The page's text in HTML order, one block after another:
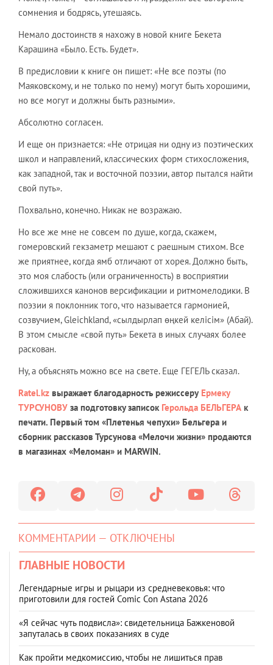
сомнения и бодрясь, утешаясь.
Немало достоинств я нахожу в новой книге Бекета
Карашина «Было. Есть. Будет».
В предисловии к книге он пишет: «Не все поэты (по
Маяковскому, и не только по нему) могут быть хорошими,
но все могут и должны быть разными».
Абсолютно согласен.
И еще он признается: «Не отрицая ни одну из поэтических
школ и направлений, классических форм стихосложения,
как западной, так и восточной поэзии, автор пытался найти
свой путь».
Похвально, конечно. Никак не возражаю.
Но все же мне не совсем по душе, когда, скажем,
гомеровский гекзаметр мешают с раешным стихом. Все
же приятнее, когда ямб отличают от хорея. Должно быть,
это моя слабость (или ограниченность) в восприятии
сложившихся канонов версификации и ритмомелодики. В
поэзии я поклонник того, что называется гармонией,
созвучием, Gleichkland, «сылдырлап өңкей келісім» (Абай).
В этом смысле «свой путь» Бекета в иных случаях более
раскован.
Ну, а объяснять можно все на свете. Еще ГЕГЕЛЬ сказал.
Ratel.kz выражает благодарность режиссеру Ермеку
ТУРСУНОВУ за подготовку записок Герольда БЕЛЬГЕРА к
печати. Первый том «Плетенья чепухи» Бельгера и
сборник рассказов Турсунова «Мелочи жизни» продаются
в магазинах «Меломан» и MARWIN.
КОММЕНТАРИИ — ОТКЛЮЧЕНЫ
ГЛАВНЫЕ НОВОСТИ
Легендарные игры и рыцари из средневековья: что
приготовили для гостей Comic Con Astana 2026
«Я сейчас чуть подвисла»: свидетельница Бажкеновой
запуталась в своих показаниях в суде
Как пройти медкомиссию, чтобы не лишиться прав